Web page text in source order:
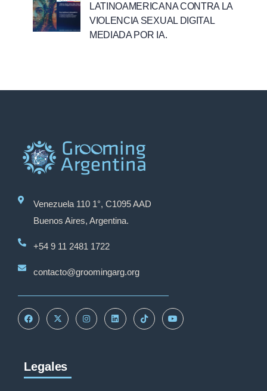
LATINOAMERICANA CONTRA LA
VIOLENCIA SEXUAL DIGITAL
MEDIADA POR IA.
Venezuela 110 1°, C1095 AAD
Buenos Aires, Argentina.
+54 9 11 2481 1722
contacto@groomingarg.org
Legales